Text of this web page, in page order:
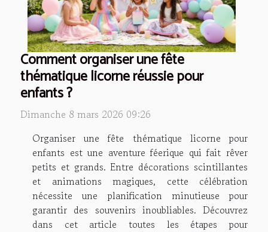
Comment organiser une fête
thématique licorne réussie pour
enfants ?
Dimanche 8 mars 2026 09:26
Organiser une fête thématique licorne pour
enfants est une aventure féerique qui fait rêver
petits et grands. Entre décorations scintillantes
et animations magiques, cette célébration
nécessite une planification minutieuse pour
garantir des souvenirs inoubliables. Découvrez
dans cet article toutes les étapes pour